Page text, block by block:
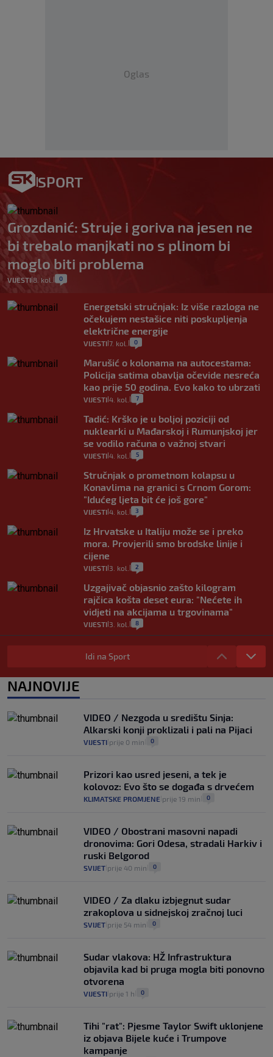
Oglas
SPORT
Grozdanić: Struje i goriva na jesen ne
bi trebalo manjkati no s plinom bi
moglo biti problema
VIJESTI| 8. kol. 0
Energetski stručnjak: Iz više razloga ne
očekujem nestašice niti poskupljenja
električne energije
VIJESTI 7. kol. 0
Marušić o kolonama na autocestama:
Policija satima obavlja očevide nesreća
kao prije 50 godina. Evo kako to ubrzati
VIJESTI 4. kol. 7
Tadić: Krško je u boljoj poziciji od
nuklearki u Mađarskoj i Rumunjskoj jer
se vodilo računa o važnoj stvari
VIJESTI 4. kol. 5
Stručnjak o prometnom kolapsu u
Konavlima na granici s Crnom Gorom:
"Idućeg ljeta bit će još gore"
VIJESTI 4. kol. 3
Iz Hrvatske u Italiju može se i preko
mora. Provjerili smo brodske linije i
cijene
VIJESTI 3. kol. 2
Uzgajivač objasnio zašto kilogram
rajčica košta deset eura: "Nećete ih
vidjeti na akcijama u trgovinama"
VIJESTI 3. kol. 8
Selidba je jedno od stresnijih iskustava.
Evo aktualnih cijena i nekoliko savjeta
0
automobilom na Hvar iz Zagreba, a
koliko iz Osijeka
14
Idi na Sport
NAJNOVIJE
VIDEO / Nezgoda u središtu Sinja:
Alkarski konji proklizali i pali na Pijaci
VIJESTI prije 0 min 0
Prizori kao usred jeseni, a tek je
kolovoz: Evo što se događa s drvećem
KLIMATSKE PROMJENE prije 19 min 0
VIDEO / Obostrani masovni napadi
dronovima: Gori Odesa, stradali Harkiv i
ruski Belgorod
SVIJET prije 40 min 0
VIDEO / Za dlaku izbjegnut sudar
zrakoplova u sidnejskoj zračnoj luci
SVIJET prije 54 min 0
Sudar vlakova: HŽ Infrastruktura
objavila kad bi pruga mogla biti ponovno
otvorena
VIJESTI prije 1 h 0
Tihi "rat": Pjesme Taylor Swift uklonjene
iz objava Bijele kuće i Trumpove
kampanje